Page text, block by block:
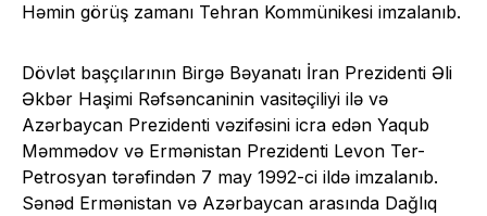
Həmin görüş zamanı Tehran Kommünikesi imzalanıb.
Dövlət başçılarının Birgə Bəyanatı İran Prezidenti Əli
Əkbər Haşimi Rəfsəncaninin vasitəçiliyi ilə və
Azərbaycan Prezidenti vəzifəsini icra edən Yaqub
Məmmədov və Ermənistan Prezidenti Levon Ter-
Petrosyan tərəfindən 7 may 1992-ci ildə imzalanıb.
Sənəd Ermənistan və Azərbaycan arasında Dağlıq